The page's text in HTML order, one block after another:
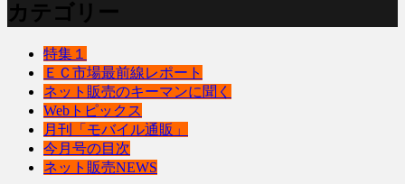
カテゴリー
特集１
ＥＣ市場最前線レポート
ネット販売のキーマンに聞く
Webトピックス
月刊「モバイル通販」
今月号の目次
ネット販売NEWS